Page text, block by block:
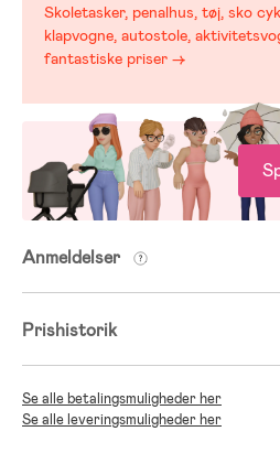
Skoletasker, penalhus, tøj, sko
klapvogne, autostole,
fantastiske priser →
Anmeldelser
Prishistorik
Se alle betalingsmuligheder her
Se alle leveringsmuligheder her